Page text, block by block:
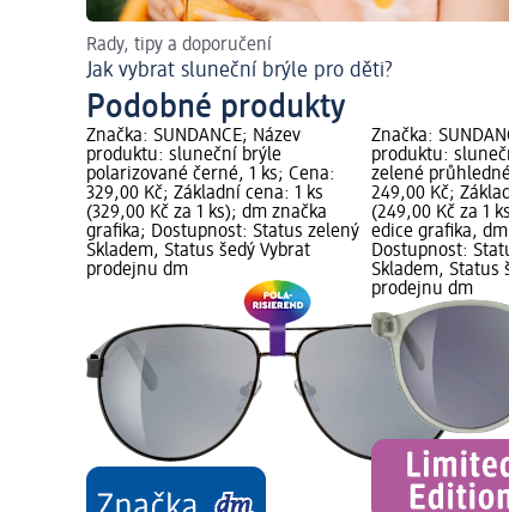
Rady, tipy a doporučení
Jak vybrat sluneční brýle pro děti?
Podobné produkty
Značka: SUNDANCE; Název
produktu: sluneční brýle
polarizované černé, 1 ks; Cena:
329,00 Kč; Základní cena: 1 ks
(329,00 Kč za 1 ks); dm značka
grafika; Dostupnost: Status zelený
Skladem, Status šedý Vybrat
prodejnu dm
Značka:
produktu:
zelené
249,00 Kč;
(249,00 Kč za 1
edice grafika,
Dostupnost:
Skladem, Status
prodejnu dm